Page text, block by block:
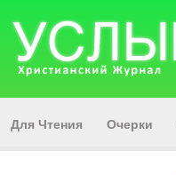
Для Чтения Очерки